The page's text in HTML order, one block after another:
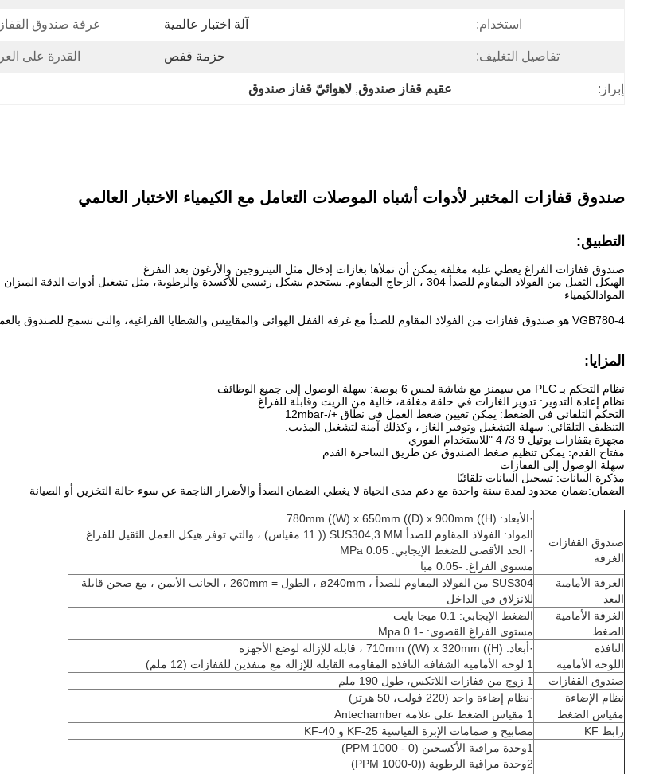
استخدام: آلة اختبار عالمية غرفة صندوق
تفاصيل التغليف: حزمة قفص القدرة على
إبراز: عقيم قفاز صندوق, لاهوائيّ قفاز صندوق
صندوق قفازات المختبر لأدوات أشباه الموصلات التعامل مع الكيمياء الاختبار العالمي
التطبيق:
صندوق قفازات الفراغ يعطي علبة مغلقة يمكن أن تملأها بغازات إدخال مثل النيتروجين والأرغون بعد التفرغ
الهيكل الثقيل من الفولاذ المقاوم للصدأ 304 ، الزجاج المقاوم. يستخدم بشكل رئيسي للأكسدة والرطوبة، مثل تشغيل
الموادالكيمياء
VGB780-4 هو صندوق قفازات من الفولاذ المقاوم للصدأ مع غرفة القفل الهوائي والمقاييس والشظايا الفراغية، والتي تسمح للصندوق بالعمل تحت الفراغ لإزالة الرطوبة والأكسجين دون تنظيف غاز غير فعال مكلف.
المزايا:
نظام التحكم بـ PLC من سيمنز مع شاشة لمس 6 بوصة: سهلة الوصول إلى جميع الوظائف
نظام إعادة التدوير: تدوير الغازات في حلقة مغلقة، خالية من الزيت وقابلة للفراغ
التحكم التلقائي في الضغط: يمكن تعيين ضغط العمل في نطاق +/-12mbar
التنظيف التلقائي: سهلة التشغيل وتوفير الغاز ، وكذلك آمنة لتشغيل المذيب.
مجهزة بقفازات بوتيل 9 3/ 4 "للاستخدام الفوري
مفتاح القدم: يمكن تنظيم ضغط الصندوق عن طريق الساحرة القدم
سهلة الوصول إلى القفازات
مذكرة البيانات: تسجيل البيانات تلقائيًا
الضمان:ضمان محدود لمدة سنة واحدة مع دعم مدى الحياة لا يغطي الضمان الصدأ والأضرار الناجمة عن سوء حالة التخزين أو الصيانة
صندوق القفازات
الغرفة
·الأبعاد: 780mm ((W) x 650mm ((D) x 900mm ((H)
المواد: الفولاذ المقاوم للصدأ SUS304,3 MM (( 11 مقياس) ، والتي توفر هيكل العمل الثقيل للفراغ
· الحد الأقصى للضغط الإيجابي: 0.05 MPa
مستوى الفراغ: -0.05 مبا
الغرفة الأمامية
البعد
SUS304 من الفولاذ المقاوم للصدأ ، ø240mm ، الطول = 260mm ، الجانب الأيمن ، مع صحن قابلة
للانزلاق في الداخل
الغرفة الأمامية
الضغط
الضغط الإيجابي: 0.1 ميجا بايت
مستوى الفراغ القصوى: -0.1 Mpa
النافذة
اللوحة الأمامية
·أبعاد: 710mm ((W) x 320mm ((H) ، قابلة للإزالة لوضع الأجهزة
1 لوحة الأمامية الشفافة النافذة المقاومة القابلة للإزالة مع منفذين للقفازات (12 ملم)
صندوق القفازات
1 زوج من قفازات اللاتكس، طول 190 ملم
نظام الإضاءة
·نظام إضاءة واحد (220 فولت، 50 هرتز)
مقياس الضغط
1 مقياس الضغط على علامة Antechamber
رابط KF
مصابيح و صمامات الإبرة القياسية KF-25 و KF-40
1وحدة مراقبة الأكسجين (0 - 1000 PPM)
2وحدة مراقبة الرطوبة ((0-1000 PPM)